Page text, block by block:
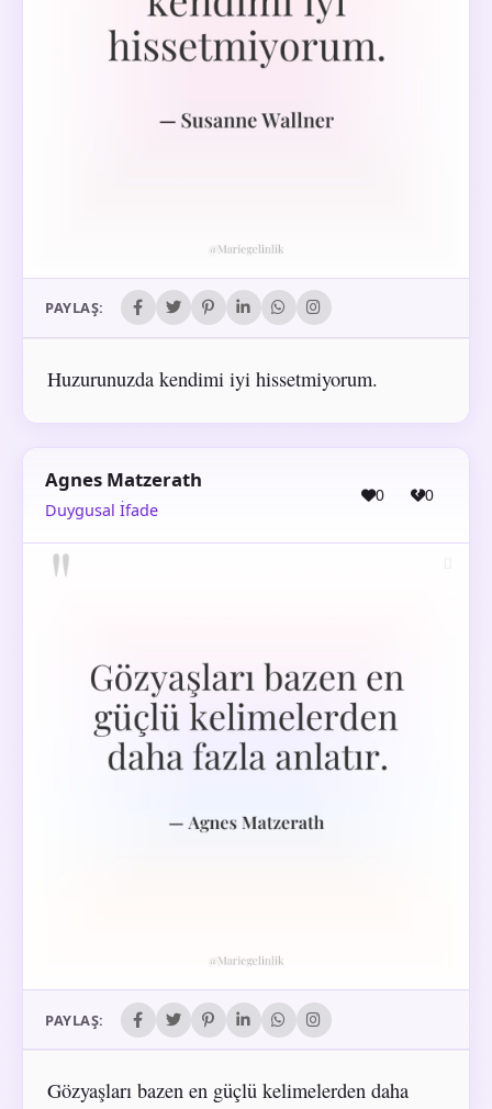
PAYLAŞ:
Huzurunuzda kendimi iyi hissetmiyorum.
Agnes Matzerath
Duygusal İfade
0 0
PAYLAŞ:
Gözyaşları bazen en güçlü kelimelerden daha